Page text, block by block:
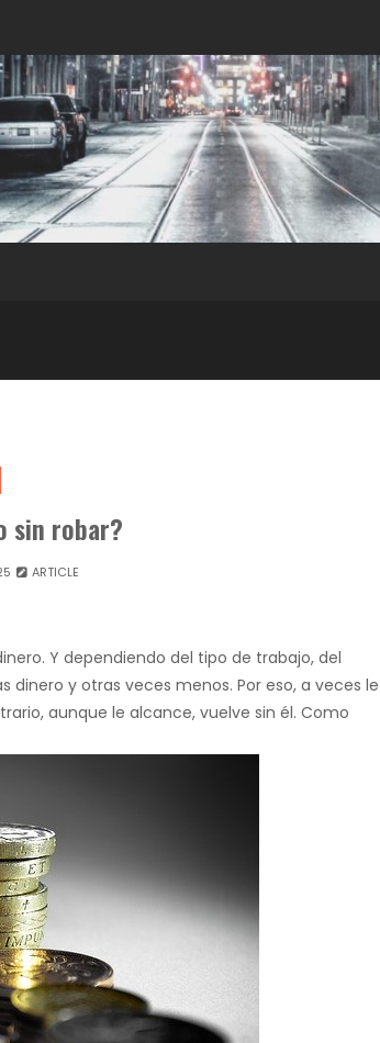
sin robar?
ARTICLE
Y dependiendo del tipo de trabajo, del
y otras veces menos. Por eso, a veces le
aunque le alcance, vuelve sin él. Como